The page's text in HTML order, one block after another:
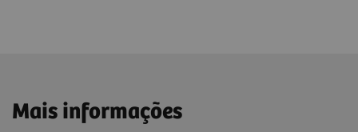
Mais informações